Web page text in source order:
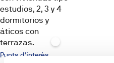
estudios, 2, 3 y 4
dormitorios y
áticos con
terrazas.
Punts d'interès
il·lustratives.
El
mobiliari,
els
elements
la
il·luminació
i